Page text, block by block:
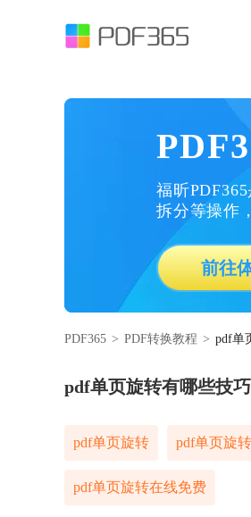
福昕
拆分等操作
前往
PDF365 > PDF转换教程 > pdf单
pdf单页旋转有哪些技
pdf单页旋转 pdf单页旋
pdf单页旋转在线免费